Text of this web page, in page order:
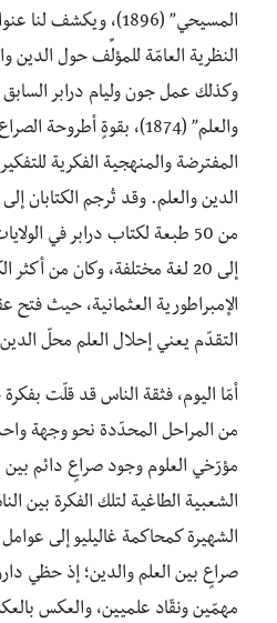
المسيحي” (1896)،
النظرية العامّة للمؤلِّف حول الدين
وكذلك عمل جون وليام درابر السابق
والعلم” (1874)، بقوةٍ أطروحة
المفترضة والمنهجية الفكرية
الدين والعلم. وقد تُرجم الكتابان
من 50 طبعة لكتاب درابر في
إلى 20 لغة مختلفة، وكان من
الإمبراطورية العثمانية، حيث فتح
التقدّم يعني إحلال العلم محلّ
أمّا اليوم، فثقة الناس قد قلّت
من المراحل المحدّدة نحو وجهة
مؤرّخي العلوم وجود صراعٍ دائم بين
الشعبية الطاغية لتلك الفكرة بين
الشهيرة كمحاكمة غاليليو إلى
صراعٍ بين العلم والدين؛ إذ حظي
مهمّين ونقّاد علميين، والعكس